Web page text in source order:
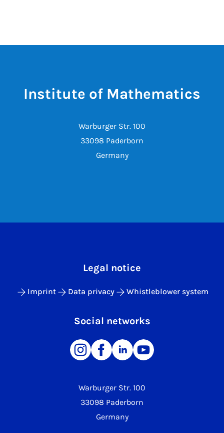
Institute of Mathematics
Warburger Str. 100
33098 Paderborn
Germany
Warburger Str. 100
33098 Paderborn
Germany
Legal notice
Imprint Data privacy Whistleblower system
Social networks